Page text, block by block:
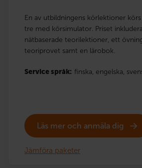
En av utbildningens körlektioner
tre med körsimulator. Priset
nätbaserade teorilektioner, ett
teoriprovet samt en lärobok.
Service språk: finska, engelska,
Läs mer och anmäla dig
Jämföra paketer